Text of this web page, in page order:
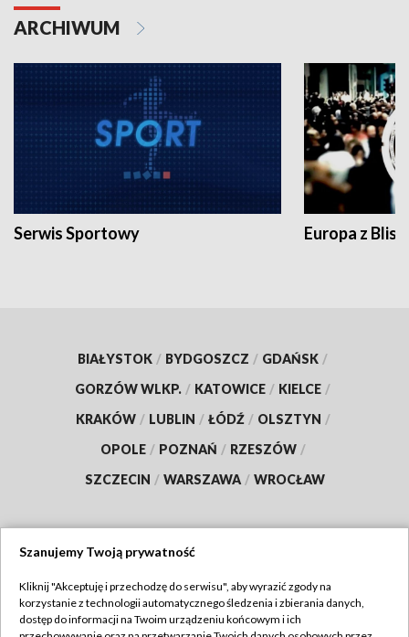
ARCHIWUM
Serwis Sportowy Europa z
BIAŁYSTOK / BYDGOSZCZ / GDAŃSK /
GORZÓW WLKP. / KATOWICE / KIELCE /
KRAKÓW / LUBLIN / ŁÓDŹ / OLSZTYN /
OPOLE / POZNAŃ / RZESZÓW /
SZCZECIN / WARSZAWA / WROCŁAW
TVP
Szanujemy Twoją prywatność
Kliknij "Akceptuję i przechodzę do serwisu", aby wyrazić zgody na
korzystanie z technologii automatycznego śledzenia i zbierania danych,
dostęp do informacji na Twoim urządzeniu końcowym i ich